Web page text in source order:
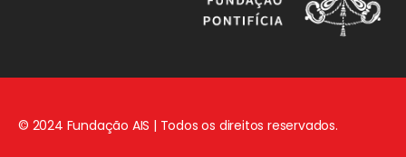
© 2024 Fundação AIS | Todos os direitos reservados.